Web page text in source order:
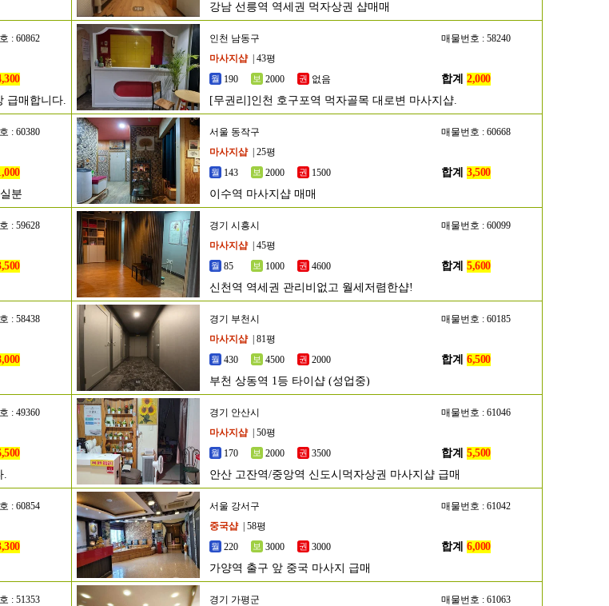
강남 선릉역 역세권 먹자상권 샵매매
: 60862
급매합니다.
인천 남동구
매물번호 : 58240
마사지샵
| 43평
190
2000 없음 합계 2,000
[무권리]인천 호구포역 먹자골목 대로변 마사지샵.
: 60380
분
서울 동작구
매물번호 : 60668
마사지샵
| 25평
143
2000 1500 합계 3,500
이수역 마사지샵 매매
: 59628
경기 시흥시
매물번호 : 60099
마사지샵
| 45평
85
1000 4600 합계 5,600
신천역 역세권 관리비없고 월세저렴한샵!
: 58438
경기 부천시
매물번호 : 60185
마사지샵
| 81평
430
4500 2000 합계 6,500
부천 상동역 1등 타이샵 (성업중)
: 49360
.
경기 안산시
매물번호 : 61046
마사지샵
| 50평
170
2000 3500 합계 5,500
안산 고잔역/중앙역 신도시먹자상권 마사지샵 급매
: 60854
서울 강서구
매물번호 : 61042
중국샵
| 58평
220
3000 3000 합계 6,000
가양역 출구 앞 중국 마사지 급매
: 51353
경기 가평군
매물번호 : 61063